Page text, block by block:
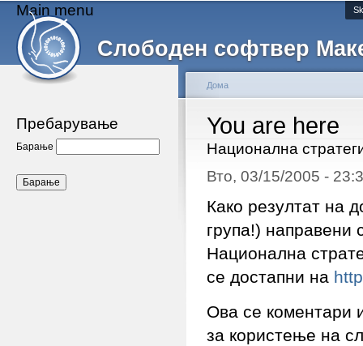
Слободен софтвер
Main menu
Пребарување
Барање
You are here
Дома
Национална
Вто, 03/15/2005 -
Како резултат на
група!) направени
Национална
се достапни на
Ова се коментари
за користење на